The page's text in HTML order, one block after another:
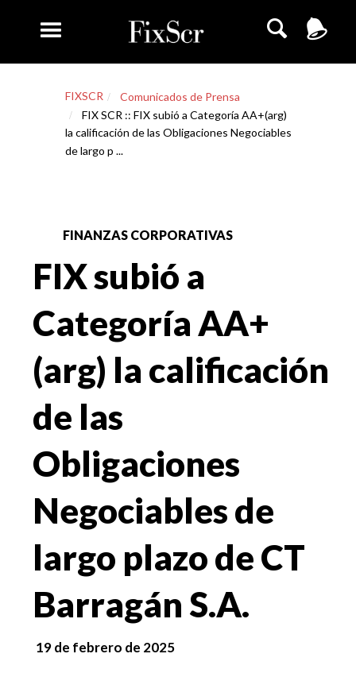
FIXSCR
Comunicados de Prensa
FIX SCR :: FIX subió a Categoría AA+(arg)
la calificación de las Obligaciones Negociables
de largo p ...
FINANZAS CORPORATIVAS
FIX subió a
Categoría AA+
(arg) la calificación
de las
Obligaciones
Negociables de
largo plazo de CT
Barragán S.A.
19 de febrero de 2025